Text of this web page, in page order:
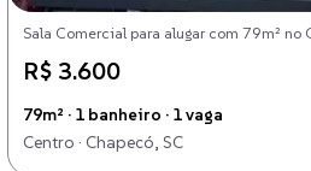
Sala Comercial para alugar com 79m² no
R$ 3.600
79m² · 1 banheiro · 1 vaga
Centro · Chapecó, SC